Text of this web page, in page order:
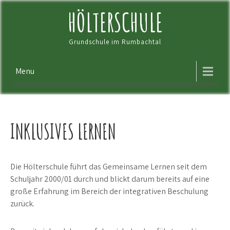
Skip
HÖLTERSCHULE
Grundschule im Rumbachtal
Menu
INKLUSIVES LERNEN
Die Hölterschule führt das Gemeinsame Lernen seit dem
Schuljahr 2000/01 durch und blickt darum bereits auf eine
große Erfahrung im Bereich der integrativen Beschulung
zurück.